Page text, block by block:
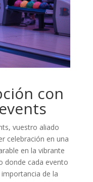
con
vuestro aliado
celebración en una
en la vibrante
donde cada evento
de la